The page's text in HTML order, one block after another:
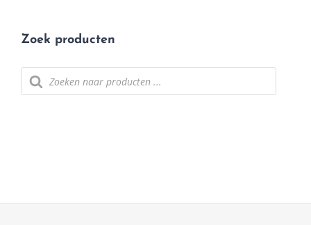
Zoek producten
Producten
zoeken